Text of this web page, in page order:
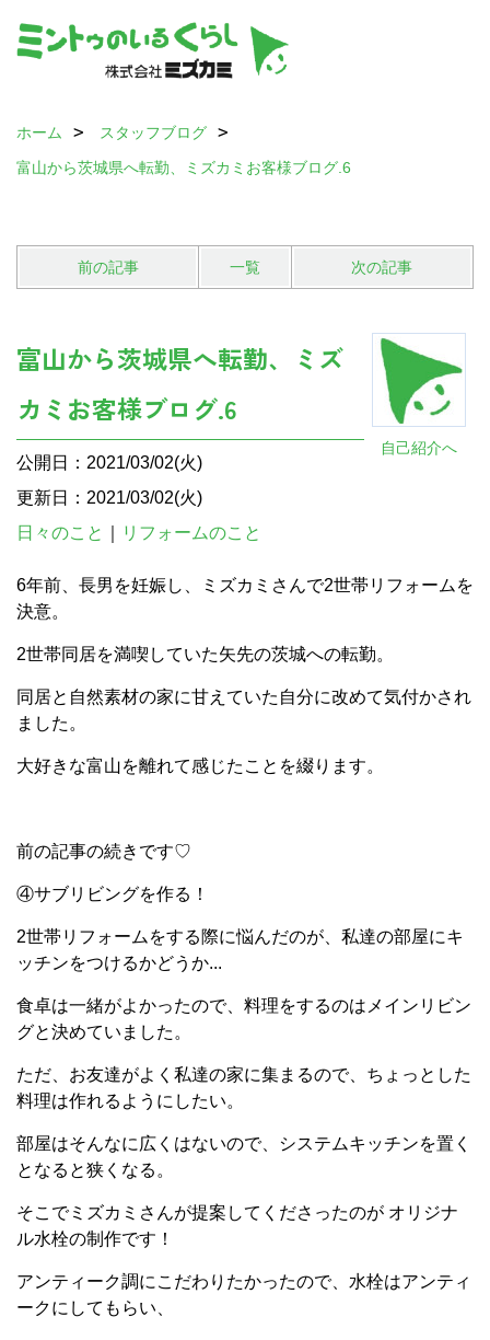
ホーム
スタッフブログ
富山から茨城県へ転勤、ミズカミお客様ブログ.6
前の記事 一覧 次の記事
自己紹介へ
富山から茨城県へ転勤、ミズ
カミお客様ブログ.6
公開日：2021/03/02(火)
更新日：2021/03/02(火)
日々のこと
リフォームのこと
6年前、長男を妊娠し、ミズカミさんで2世帯リフォームを
決意。
2世帯同居を満喫していた矢先の茨城への転勤。
同居と自然素材の家に甘えていた自分に改めて気付かされ
ました。
大好きな富山を離れて感じたことを綴ります。
前の記事の続きです♡
④サブリビングを作る！
2世帯リフォームをする際に悩んだのが、私達の部屋にキ
ッチンをつけるかどうか...
食卓は一緒がよかったので、料理をするのはメインリビン
グと決めていました。
ただ、お友達がよく私達の家に集まるので、ちょっとした
料理は作れるようにしたい。
部屋はそんなに広くはないので、システムキッチンを置く
となると狭くなる。
そこでミズカミさんが提案してくださったのが オリジナ
ル水栓の制作です！
アンティーク調にこだわりたかったので、水栓はアンティ
ークにしてもらい、